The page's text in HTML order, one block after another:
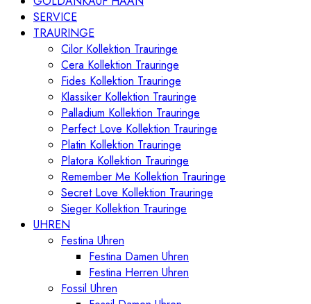
SERVICE
TRAURINGE
Cilor Kollektion Trauringe
Cera Kollektion Trauringe
Fides Kollektion Trauringe
Klassiker Kollektion Trauringe
Palladium Kollektion Trauringe
Perfect Love Kollektion Trauringe
Platin Kollektion Trauringe
Platora Kollektion Trauringe
Remember Me Kollektion Trauringe
Secret Love Kollektion Trauringe
Sieger Kollektion Trauringe
UHREN
Festina Uhren
Festina Damen Uhren
Festina Herren Uhren
Fossil Uhren